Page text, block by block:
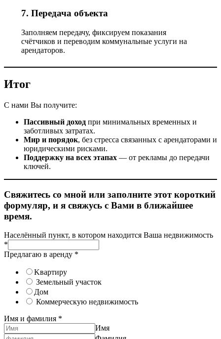
7. Передача объекта
Заполняем передачу, фиксируем показания
счётчиков и переводим коммунальные услуги на
арендаторов.
Итог
С нами Вы получите:
Пассивный доход при минимальных временных и
заботливых затратах.
Мир и порядок, без стресса связанных с арендаторами и
юридическими рисками.
Поддержку на всех этапах — от рекламы до передачи
ключей.
Свяжитесь со мной или заполните этот короткий
формуляр, и я свяжусь с Вами в ближайшее
время.
Населённый пункт, в котором находится Ваша недвижимость
*
Предлагаю в аренду *
Kвартиру
Земельный участок
Дом
Коммерческую недвижимость
Имя и фамилия *
Имя